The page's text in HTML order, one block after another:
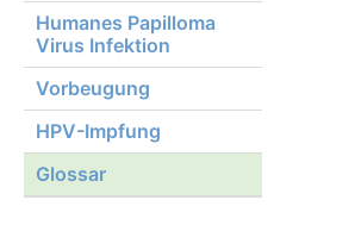
Humanes Papilloma
Virus Infektion
Vorbeugung
HPV-Impfung
Glossar